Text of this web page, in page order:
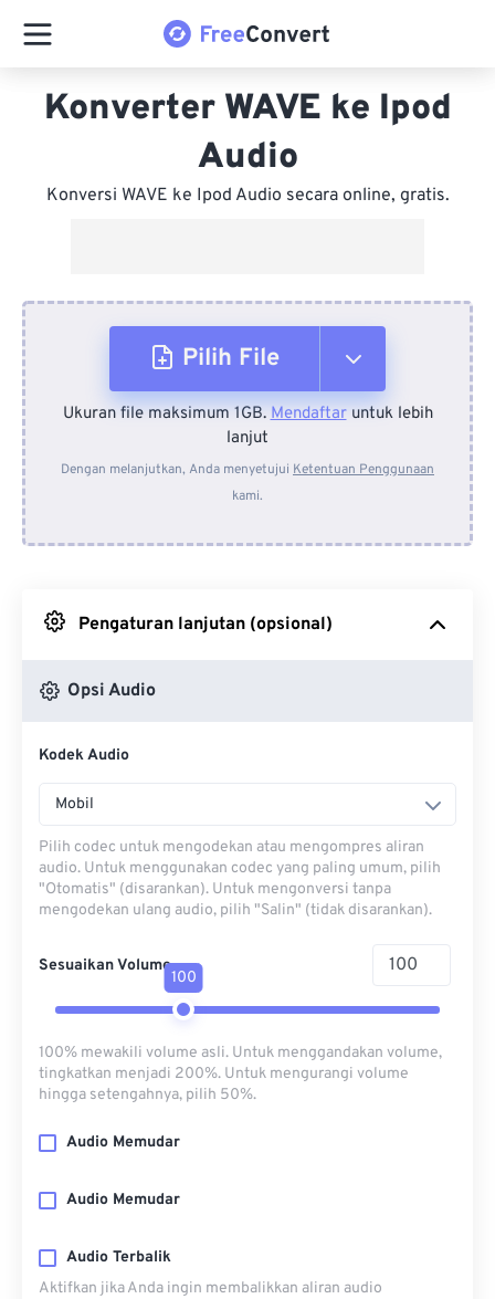
Konverter WAVE ke Ipod
Audio
Konversi WAVE ke Ipod Audio secara online, gratis.
Pilih File
Dari Perangkat
Dari Dropbox
Ukuran file maksimum 1GB.Mendaftaruntuk lebih
lanjut
Dengan melanjutkan, Anda menyetujui Ketentuan Penggunaan
kami.
Pengaturan lanjutan (opsional)
Opsi Audio
Kodek Audio
Mobil
Pilih codec untuk mengodekan atau mengompres aliran
audio. Untuk menggunakan codec yang paling umum, pilih
"Otomatis" (disarankan). Untuk mengonversi tanpa
mengodekan ulang audio, pilih "Salin" (tidak disarankan).
Sesuaikan Volume
100
100% mewakili volume asli. Untuk menggandakan volume,
tingkatkan menjadi 200%. Untuk mengurangi volume
hingga setengahnya, pilih 50%.
Audio Memudar
Audio Memudar
Audio Terbalik
Aktifkan jika Anda ingin membalikkan aliran audio